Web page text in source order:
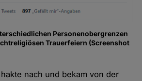
Personenobergrenzen
Trauerfeiern (Screenshot
hakte nach und bekam von der